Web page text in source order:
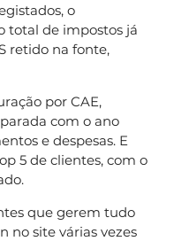
o
total de impostos já
retido na fonte,
por CAE,
com o ano
e despesas. E
5 de clientes, com o
que gerem tudo
no site várias vezes